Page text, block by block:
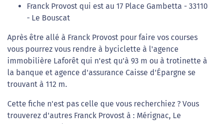
Franck Provost qui est au 17 Place Gambetta - 33110
- Le Bouscat
Après être allé à Franck Provost pour faire vos courses
vous pourrez vous rendre à byciclette à l'agence
immobilière Laforêt qui n'est qu'à 93 m ou à trotinette à
la banque et agence d'assurance Caisse d'Épargne se
trouvant à 112 m.
Cette fiche n'est pas celle que vous recherchiez ? Vous
trouverez d'autres Franck Provost à : Mérignac, Le